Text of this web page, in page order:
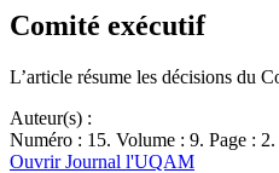
Comité exécutif
L’article résume les décisions du
Auteur(s) :
Numéro : 15. Volume : 9. Page : 2.
Ouvrir Journal l'UQAM